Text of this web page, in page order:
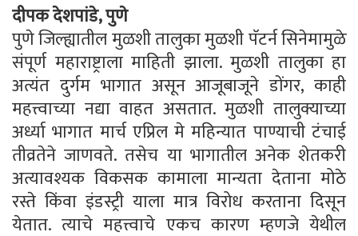
दीपक देशपांडे, पुणे
पुणे जिल्ह्यातील मुळशी तालुका मुळशी पॅटर्न सिनेमामुळे
संपूर्ण महाराष्ट्राला माहिती झाला. मुळशी तालुका हा
अत्यंत दुर्गम भागात असून आजूबाजूने डोंगर, काही
महत्त्वाच्या नद्या वाहत असतात. मुळशी तालुक्याच्या
अर्ध्या भागात मार्च एप्रिल मे महिन्यात पाण्याची टंचाई
तीव्रतेने जाणवते. तसेच या भागातील अनेक शेतकरी
अत्यावश्यक विकसक कामाला मान्यता देताना मोठे
रस्ते किंवा इंडस्ट्री याला मात्र विरोध करताना दिसून
येतात. त्याचे महत्त्वाचे एकच कारण म्हणजे येथील